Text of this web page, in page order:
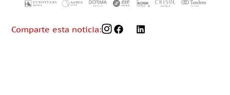
Comparte esta noticia: